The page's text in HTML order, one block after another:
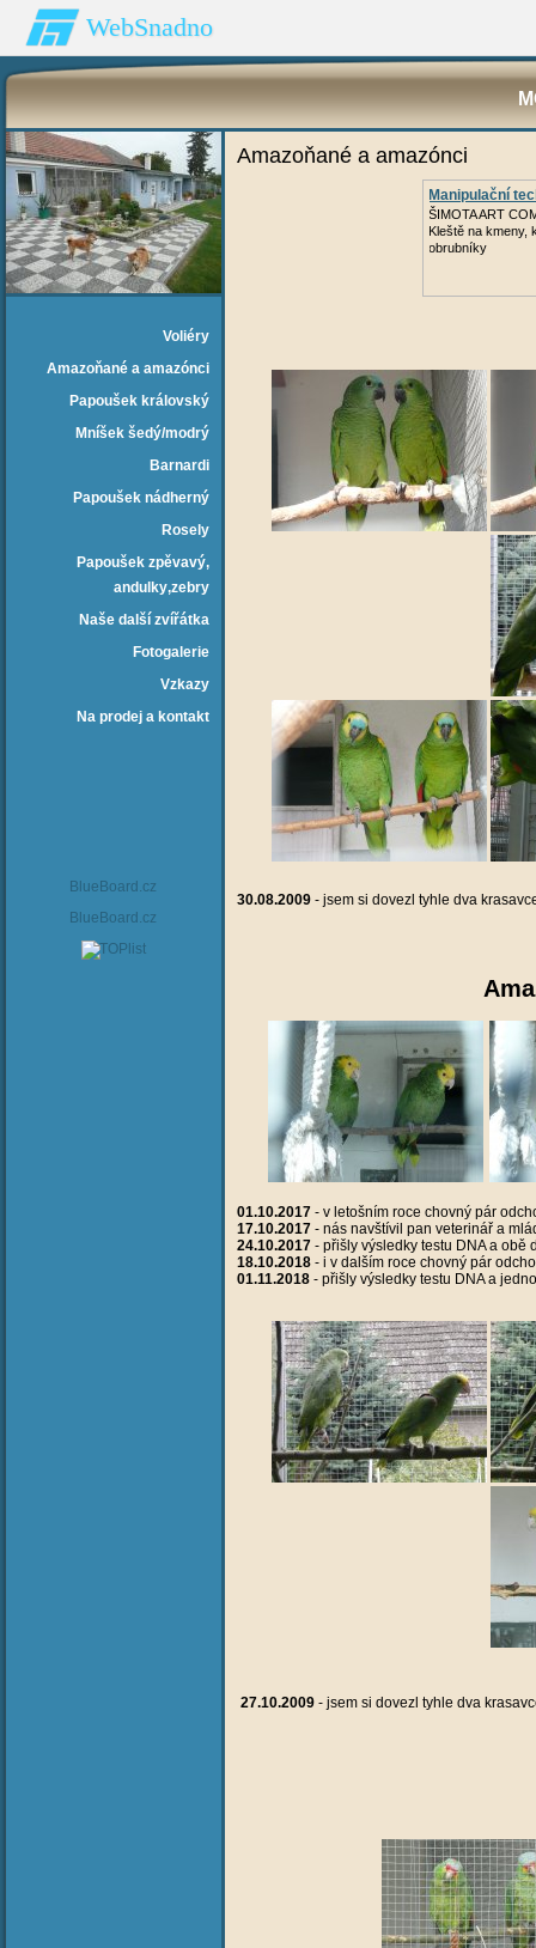
WebSnadno
Voliéry
Amazoňané a amazónci
Papoušek královský
Mníšek šedý/modrý
Barnardi
Papoušek nádherný
Rosely
Papoušek zpěvavý‚
andulky‚zebry
Naše další zvířátka
Fotogalerie
Vzkazy
Na prodej a kontakt
BlueBoard.cz
BlueBoard.cz
Amazoňané a amazónci
Manipulační
ŠIMOTA ART
Kleště na kmeny,
obrubníky
30.08.2009 - jsem si dovezl tyhle dva
01.10.2017 - v letošním roce chovný pár
17.10.2017 - nás navštívil pan veterinář a
24.10.2017 - přišly výsledky testu DNA a obě
18.10.2018 - i v dalším roce chovný pár
01.11.2018 - přišly výsledky testu DNA a
27.10.2009 - jsem si dovezl tyhle dva